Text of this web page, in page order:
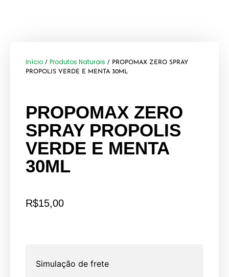
Início / Produtos Naturais / PROPOMAX ZERO SPRAY
PROPOLIS VERDE E MENTA 30ML
PROPOMAX ZERO
SPRAY PROPOLIS
VERDE E MENTA
30ML
R$15,00
Simulação de frete